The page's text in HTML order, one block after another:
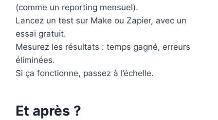
(comme un reporting mensuel).
Lancez un test sur Make ou Zapier, avec un
essai gratuit.
Mesurez les résultats : temps gagné, erreurs
éliminées.
Si ça fonctionne, passez à l’échelle.
Et après ?